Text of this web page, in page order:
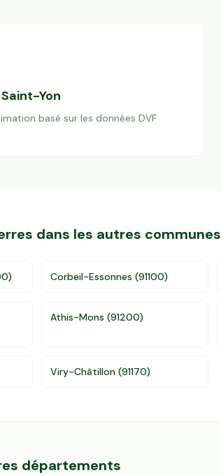
Saint-Yon
basé sur les données DVF
dans les autres communes
) Corbeil-Essonnes (91100)
Athis-Mons (91200)
Viry-Châtillon (91170)
départements